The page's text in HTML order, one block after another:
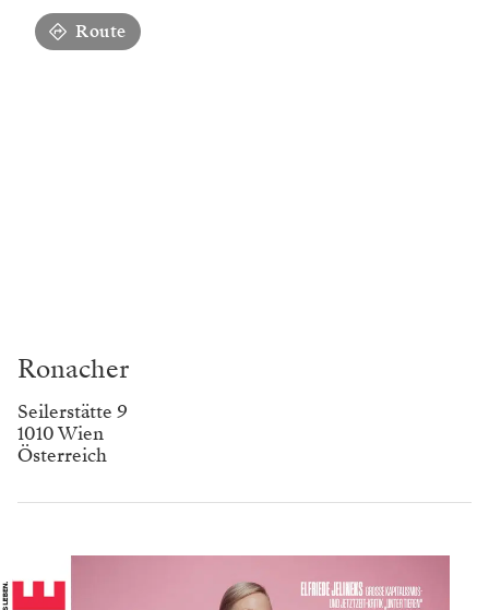
Ronacher
Seilerstätte 9
1010 Wien
Österreich
Route